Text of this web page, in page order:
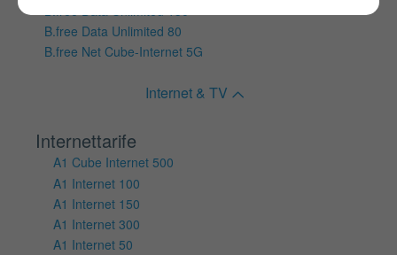
B.free Data Unlimited 80
B.free Net Cube-Internet 5G
Internet & TV
Internettarife
A1 Cube Internet 500
A1 Internet 100
A1 Internet 150
A1 Internet 300
A1 Internet 50